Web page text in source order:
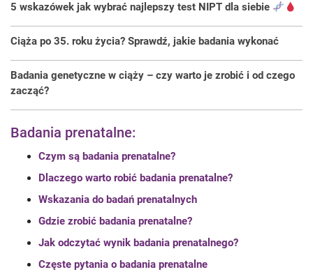
5 wskazówek jak wybrać najlepszy test NIPT dla siebie
Ciąża po 35. roku życia? Sprawdź, jakie badania wykonać
Badania genetyczne w ciąży – czy warto je zrobić i od czego
zacząć?
Badania prenatalne:
Czym są badania prenatalne?
Dlaczego warto robić badania prenatalne?
Wskazania do badań prenatalnych
Gdzie zrobić badania prenatalne?
Jak odczytać wynik badania prenatalnego?
Częste pytania o badania prenatalne